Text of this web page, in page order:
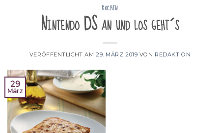
KOCHEN
Nintendo DS an und los geht´s
VERÖFFENTLICHT AM 29. MÄRZ 2019 VON REDAKTION
29
März